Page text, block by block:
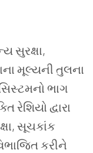
સુરક્ષા,
મૂલ્યની તુલના
ભાગ
રેશિયો દ્વારા
સૂચકાંક
કરીને